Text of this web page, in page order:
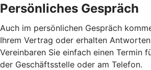
Persönliches Gespräch
Auch im persönlichen Gespräch
Ihrem Vertrag oder erhalten
Vereinbaren Sie einfach einen Termin
der Geschäftsstelle oder am Telefon.